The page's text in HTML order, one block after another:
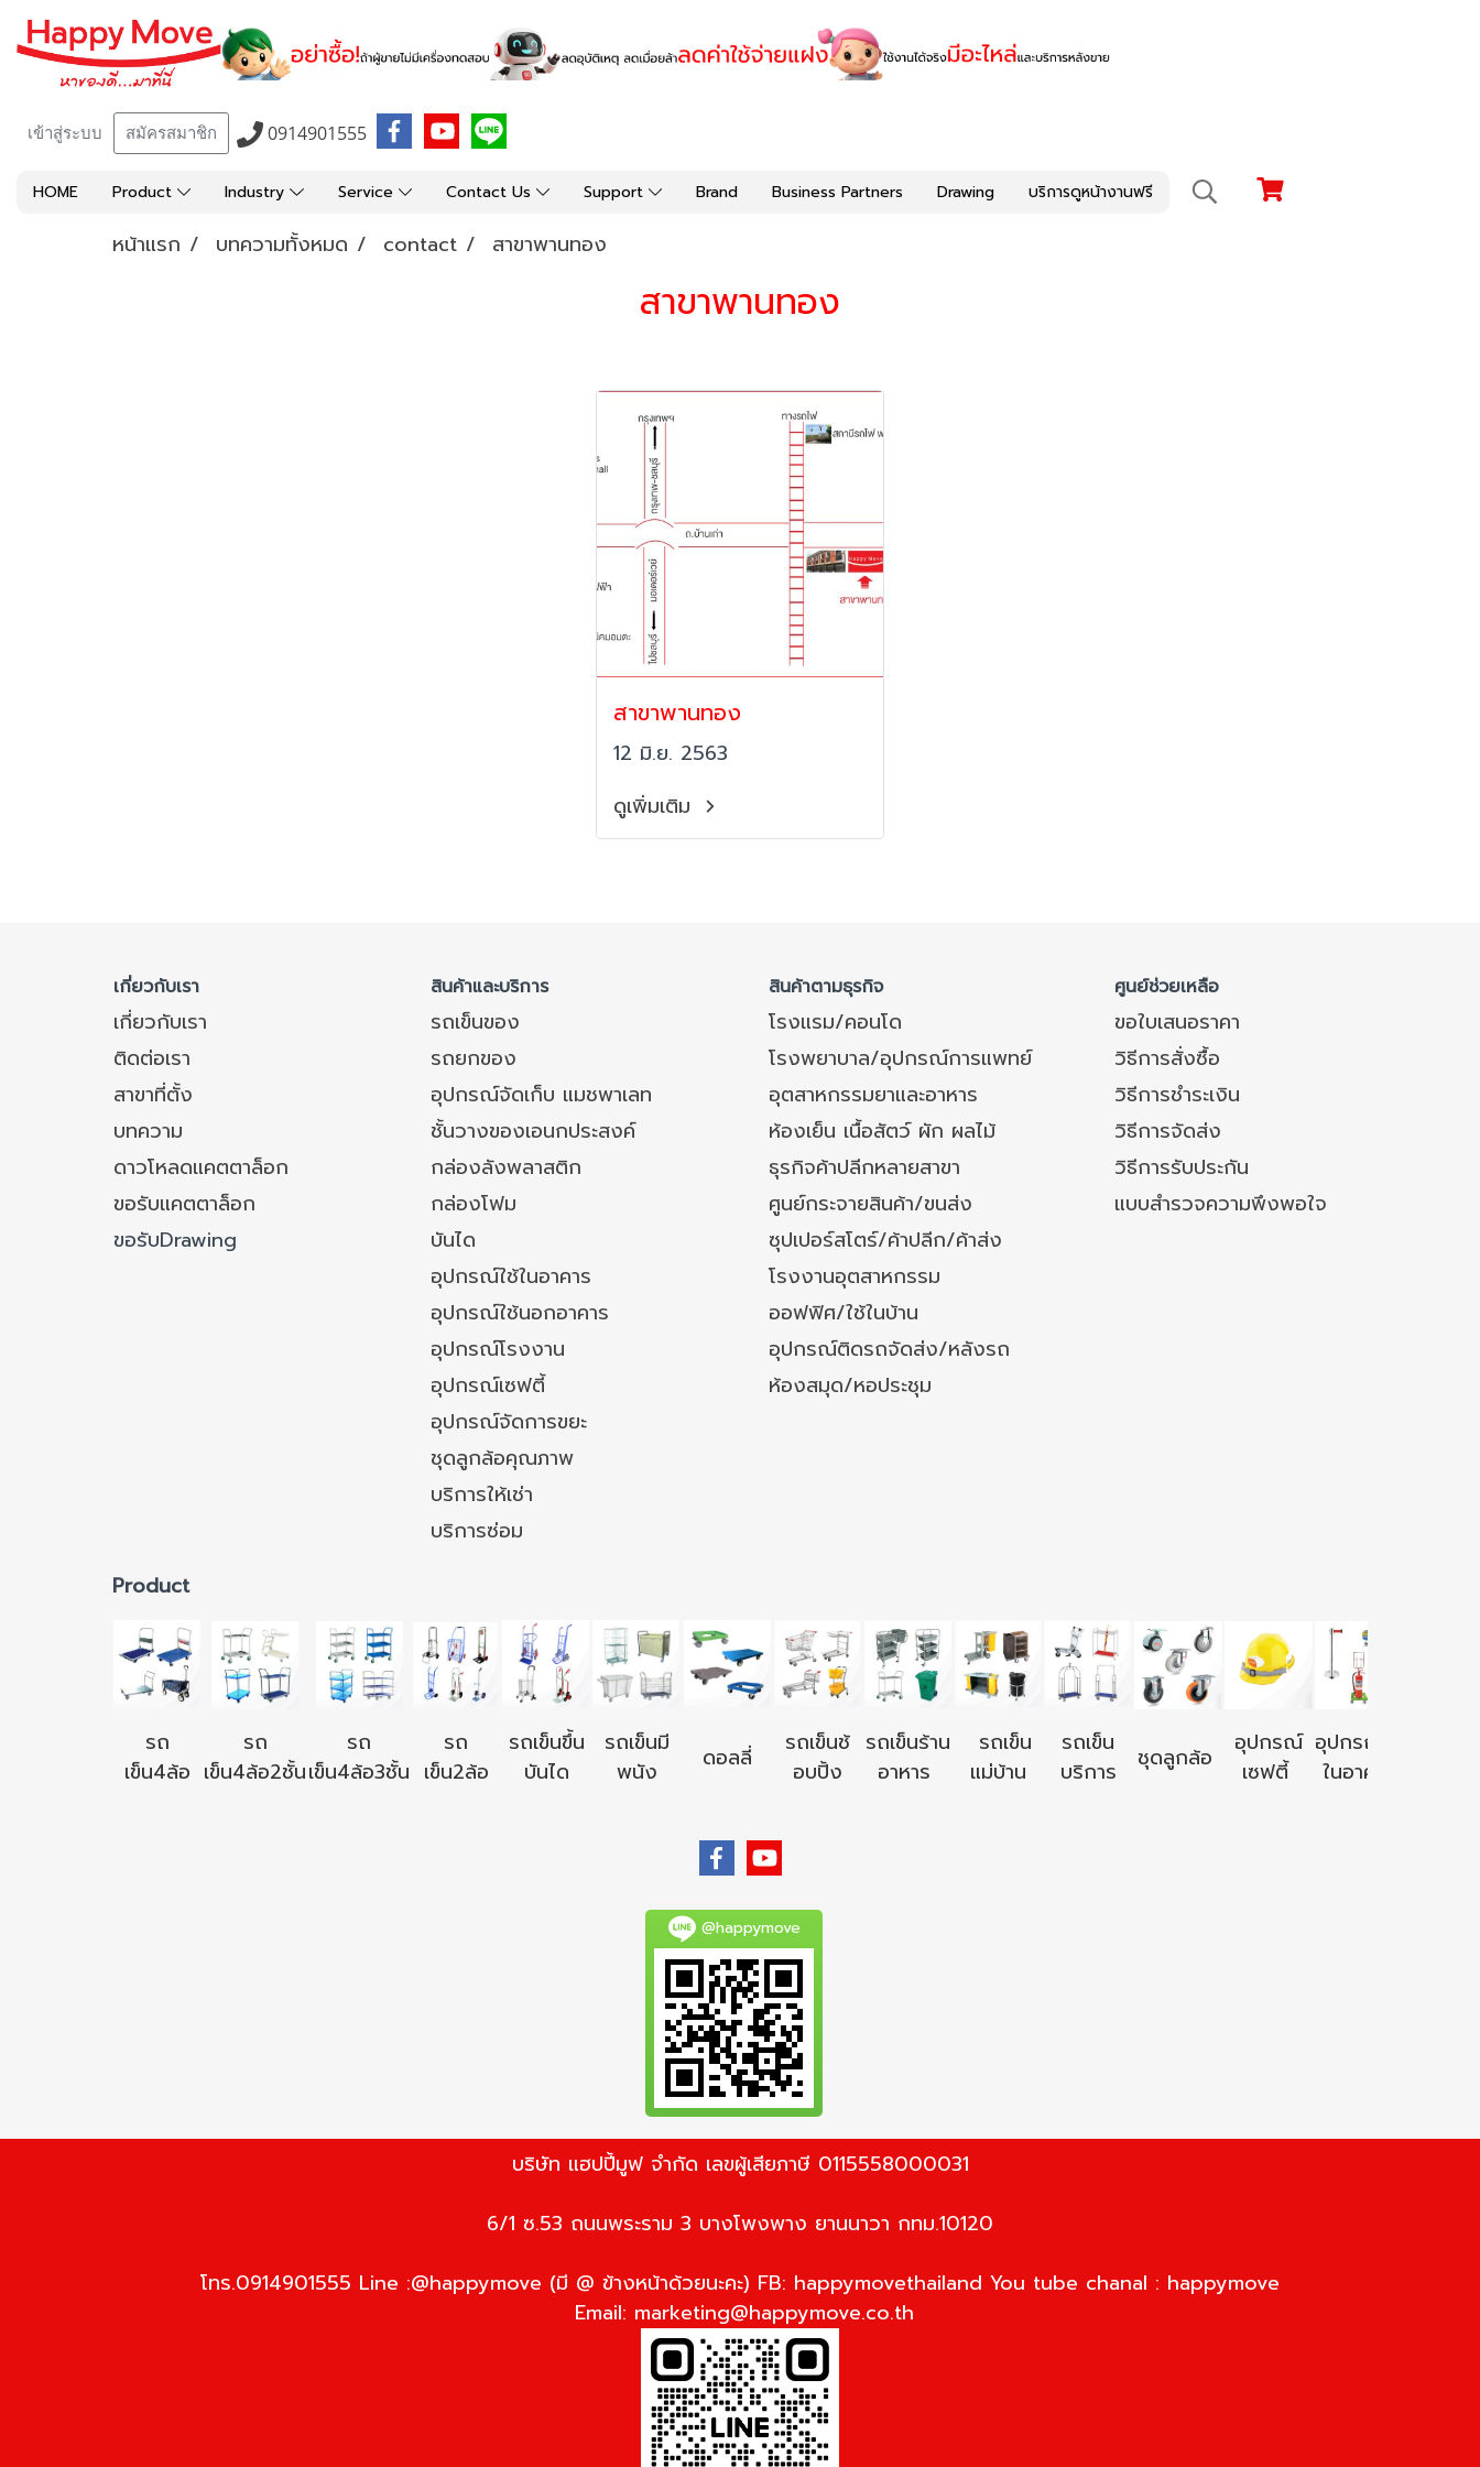
เข้าสู่ระบบ สมัครสมาชิก 0914901555
HOME Product Industry Service Contact Us Support Brand Business Partners Drawing บริการดูหน้างานฟรี
หน้าแรก บทความทั้งหมด contact สาขาพานทอง
สาขาพานทอง
สาขาพานทอง
12 มิ.ย. 2563
ดูเพิ่มเติม
เกี่ยวกับเรา สินค้าและบริการ สินค้าตามธุรกิจ ศูนย์ช่วยเหลือ
เกี่ยวกับเรา รถเข็นของ โรงแรม/คอนโด
ขอใบเสนอราคา
ติดต่อเรา
รถยกของ โรงพยาบาล/อุปกรณ์การแพทย์
วิธีการสั่งซื้อ
สาขาที่ตั้ง
อุปกรณ์จัดเก็บ แมชพาเลท อุตสาหกรรมยาและอาหาร
วิธีการชำระเงิน
บทความ
ชั้นวางของเอนกประสงค์ ห้องเย็น เนื้อสัตว์ ผัก ผลไม้
วิธีการจัดส่ง
ดาวโหลดแคตตาล็อก
กล่องลังพลาสติก ธุรกิจค้าปลีกหลายสาขา
วิธีการรับประกัน
ขอรับแคตตาล็อก
กล่องโฟม ศูนย์กระจายสินค้า/ขนส่ง
แบบสำรวจความพึงพอใจ
ขอรับDrawing
บันได
ซุปเปอร์สโตร์/ค้าปลีก/ค้าส่ง
อุปกรณ์ใช้ในอาคาร
โรงงานอุตสาหกรรม
อุปกรณ์ใช้นอกอาคาร
ออฟฟิศ/ใช้ในบ้าน
อุปกรณ์โรงงาน
อุปกรณ์ติดรถจัดส่ง/หลังรถ
อุปกรณ์เซฟตี้
ห้องสมุด/หอประชุม
อุปกรณ์จัดการขยะ
ชุดลูกล้อคุณภาพ
บริการให้เช่า
บริการซ่อม
Product
รถ
เข็น4ล้อ
รถ
เข็น4ล้อ2ชั้น
รถ
เข็น4ล้อ3ชั้น
รถ
เข็น2ล้อ
รถเข็นขึ้น
บันได
รถเข็นมี
พนัง
ดอลลี่
รถเข็นช้
อบปิ้ง
รถเข็นร้าน
อาหาร
รถเข็น
แม่บ้าน
รถเข็น
บริการ
ชุดลูกล้อ
อุปกรณ์
เซฟตี้
อุปกรณ์ใช้
ในอาคาร
@happymove
บริษัท แฮปปี้มูฟ จำกัด เลขผู้เสียภาษี 0115558000031
6/1 ซ.53 ถนนพระราม 3 บางโพงพาง ยานนาวา กทม.10120
โทร.0914901555 Line :@happymove (มี @ ข้างหน้าด้วยนะคะ) FB: happymovethailand You tube chanal : happymove
Email: marketing@happymove.co.th